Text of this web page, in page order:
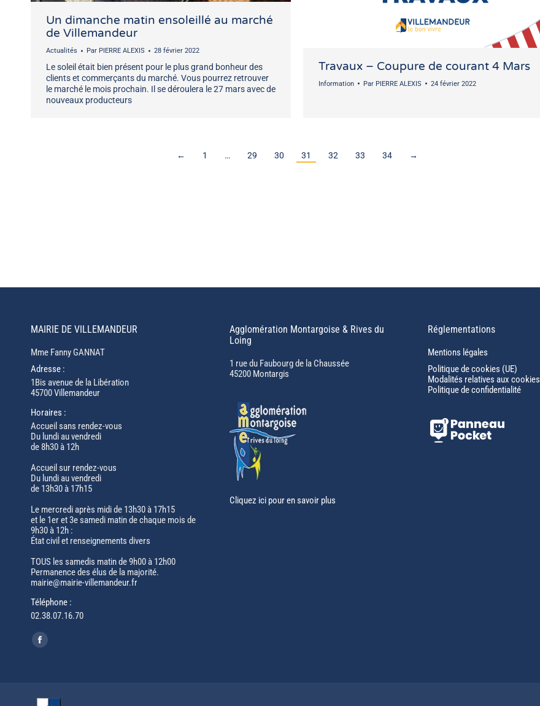
Un dimanche matin ensoleillé au marché
de Villemandeur
Actualités Par PIERRE ALEXIS 28 février 2022
Le soleil était bien présent pour le plus grand bonheur des
clients et commerçants du marché. Vous pourrez retrouver
le marché le mois prochain. Il se déroulera le 27 mars avec de
nouveaux producteurs
Travaux – Coupure de courant 4 Mars
Information Par PIERRE ALEXIS 24 février 2022
← 1 … 29 30 31 32 33 34 →
MAIRIE DE VILLEMANDEUR
Mme Fanny GANNAT
Adresse :
1Bis avenue de la Libération
45700 Villemandeur
Horaires :
Accueil sans rendez-vous
Du lundi au vendredi
de 8h30 à 12h
Accueil sur rendez-vous
Du lundi au vendredi
de 13h30 à 17h15
Le mercredi après midi de 13h30 à 17h15
et le 1er et 3e samedi matin de chaque mois de
9h30 à 12h :
État civil et renseignements divers
TOUS les samedis matin de 9h00 à 12h00
Permanence des élus de la majorité.
mairie@mairie-villemandeur.fr
Téléphone :
02.38.07.16.70
Trouvez nous sur :
Facebook
Agglomération Montargoise & Rives du
Loing
1 rue du Faubourg de la Chaussée
45200 Montargis
Cliquez ici pour en savoir plus
Réglementations
Mentions légales
Politique de cookies (UE)
Modalités relatives aux cookies
Politique de confidentialité